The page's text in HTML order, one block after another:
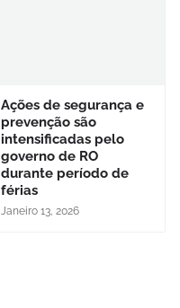
Ações de segurança e
prevenção são
intensificadas pelo
governo de RO
durante período de
férias
Janeiro 13, 2026